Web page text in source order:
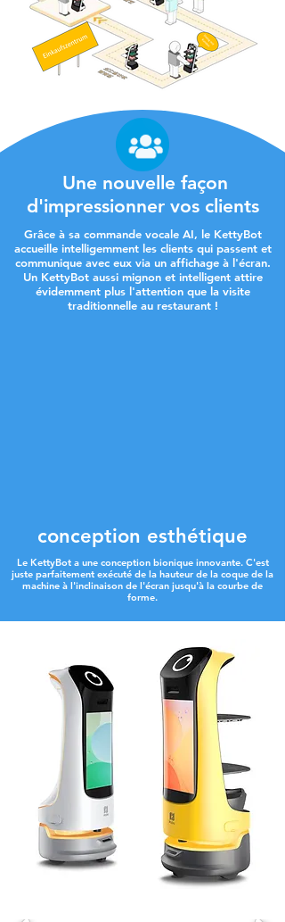
Une nouvelle façon
d'impressionner vos clients
Grâce à sa commande vocale AI, le KettyBot
accueille intelligemment les clients qui passent et
communique avec eux via un affichage à l'écran.
Un KettyBot aussi mignon et intelligent attire
évidemment plus l'attention que la visite
traditionnelle au restaurant !
conception esthétique
Le KettyBot a une conception bionique innovante. C'est
juste parfaitement exécuté de la hauteur de la coque de la
machine à l'inclinaison de l'écran jusqu'à la courbe de
forme.